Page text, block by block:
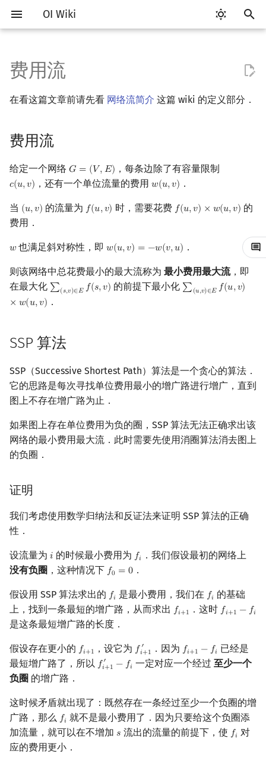
OI Wiki
入
以
开
搜
索
Getting Started
如何参与
OI Wiki 不是什么
数学符号表
F.A.Q.
镜像站列表
比赛相关简介
题型
学习路线
技巧
常见技巧
出题
工具软件简介
Atom
Kate
Dev-C++
Xcode
Sublime Text
评测工具
CCR Plus
命令行
编译器
WSL (Windows 10)
Special Judge
Validator
Polygon
OJ 工具
LaTeX 入门
Git
语言基础简介
运算
函数
文件操作
C++ 标准库
bitset
C++ 进阶 重载运算符
新版 C++ 特性
Lambda 表达式
Pascal 转 C++ 急救
Python 速成
Java 速成
算法基础简介
枚举
模拟
贪心
排序
插入排序
快速排序
归并排序
希尔排序
Tim 排序
前缀和 & 差分
倍增
构造
搜索部分简介
BFS（搜索）
双向搜索
A*
迭代加深搜索
IDA*
Dancing Links
Alpha–Beta 剪枝
优化
动态规划部分简介
记忆化搜索
背包 DP
DAG 上的 DP
树形 DP
状压 DP
插头 DP
计数 DP
动态 DP
概率 DP
DP 套 DP
DP 优化
四边形不等式优化
状态设计优化
其它 DP 方法
字符串部分简介
标准库
字符串匹配
字典树 (Trie)
前缀函数与 KMP 算法
Boyer–Moore 算法
AC 自动机
后缀数组 (SA)
后缀自动机 (SAM)
后缀平衡树
广义后缀自动机
后缀树
Manacher
序列自动机
最小表示法
Main–Lorentz 算法
数学部分简介
数字系统
格雷码
位操作
高精度计算
快速幂
置换和排列
复数
数论
最大公约数
分解质因数
裴蜀定理 & 一次不定方程
线性同余方程
升幂引理
同余方程
离散对数
数论分块
莫比乌斯反演
多项式与生成函数
快速数论变换
多项式牛顿迭代
多项式多点求值|快速插值
多项式平移|连续点值平移
Lagrange 反演
指数生成函数
组合数学
斐波那契数列
斯特林数
贝尔数
Eulerian Number
范德蒙德卷积
线性代数
矩阵
线性空间
线性基
对角化
线性规划
抽象代数
域论
随机变量的数字特征
博弈论
非公平组合游戏
数值算法
牛顿迭代法
杨氏矩阵
Berlekamp–Massey 算法
数据结构部分简介
队列
链表
并查集
左偏树
块状数据结构
树分块
单调队列
ST 表
树状数组
线段树
猫树
值
Kinetic Tournament Tree
划分树
二叉搜索树 & 平衡树
WBLT
Size Balanced Tree
AVL 树
AA 树
跳表
可持久化平衡树
树套树
树状数组套权值线段树
K-D Tree
Top Tree
析合树
手指树
霍夫曼树
树基础
树的中心
树的重心
树链剖分
树上启发式合并
虚树
动态树分治
AHU 算法
树哈希
树上随机游走
最短路
k 短路
同余最短路
最小生成树
最小直径生成树
强连通分量
割点和桥
圆方树
费用流
证明
时间复杂度
Primal-Dual 原始对偶算法
习题
参考资料与注释
图匹配
二分图最大权匹配
一般图最大匹配
稳定匹配
计算几何部分简介
三维计算几何基础
距离
三角剖分
凸包
扫描线
半平面交
平面最近点对
随机增量法
反演变换
计算几何杂项
杂项简介
双指针
离线算法 莫队算法
随机化
模拟退火
悬线法
有限状态自动机
字节顺序
约瑟夫问题
表达式求值
在一台机器上规划任务
主元素问题
Garsia–Wachs 算法
15-puzzle
珂朵莉树/颜色段均摊
空间优化简介
RMQ
括号序列
线段树与离线询问
费用流
在看这篇文章前请先看 网络流简介 这篇 wiki 的定义部分．
费用流
给定一个网络 𝐺 = (𝑉,𝐸)
G= (V E) ，每条边除了有容量限制
𝑐(𝑢,𝑣)
c(u,v) ，还有一个单位流量的费用𝑤(𝑢,𝑣)
w(u,v) ．
当 (𝑢,𝑣)
(u,v) 的流量为 𝑓(𝑢,𝑣)
f(u,v) 时，需要花费 𝑓(𝑢,𝑣) × 𝑤(𝑢,𝑣)
f(u,v)×w(u,v)
的
费用．
𝑤
w 也满足斜对称性，即𝑤(𝑢,𝑣) = −𝑤(𝑣,𝑢)
w(u,v)= −w (v,u) ．
则该网络中总花费最小的最大流称为 最小费用最大流，即
在最大化 ∑(𝑠,𝑣)∈𝐸 𝑓(𝑠,𝑣)
∑(s,v)∈E f(s,v) 的前提下最小化 ∑(𝑢,𝑣)∈𝐸 𝑓(𝑢,𝑣)
× 𝑤(𝑢,𝑣)
∑(u,v)∈E f(u,v)×w
．
SSP 算法
SSP（Successive Shortest Path）算法是一个贪心的算法．
它的思路是每次寻找单位费用最小的增广路进行增广，直到
图上不存在增广路为止．
如果图上存在单位费用为负的圈，SSP 算法无法正确求出该
网络的最小费用最大流．此时需要先使用消圈算法消去图上
的负圈．
证明
我们考虑使用数学归纳法和反证法来证明 SSP 算法的正确
性．
设流量为 𝑖
i 的时候最小费用为 𝑓𝑖
f
．我们假设最初的网络上
没有负圈 ，这种情况下 𝑓0 = 0
f0 =0 ．
假设用 SSP 算法求出的 𝑓𝑖
f 是最小费用，我们在 𝑓𝑖
f 的基础
上，找到一条最短的增广路，从而求出 𝑓𝑖+1
f+1 ．这时 𝑓𝑖+1 − 𝑓𝑖
f+1− f
是这条最短增广路的长度．
假设存在更小的 𝑓𝑖+1
f+1 ，设它为 𝑓′
𝑖+1
f+1′ ．因为 𝑓𝑖+1 − 𝑓𝑖
f+1− f
已经是
最短增广路了，所以 𝑓′
𝑖+1 − 𝑓𝑖
f+1′ −f 一定对应一个经过至少一个
负圈 的增广路．
这时候矛盾就出现了：既然存在一条经过至少一个负圈的增
广路，那么 𝑓𝑖
f 就不是最小费用了．因为只要给这个负圈添
加流量，就可以在不增加 𝑠
s 流出的流量的前提下，使 𝑓𝑖
f 对
应的费用更小．